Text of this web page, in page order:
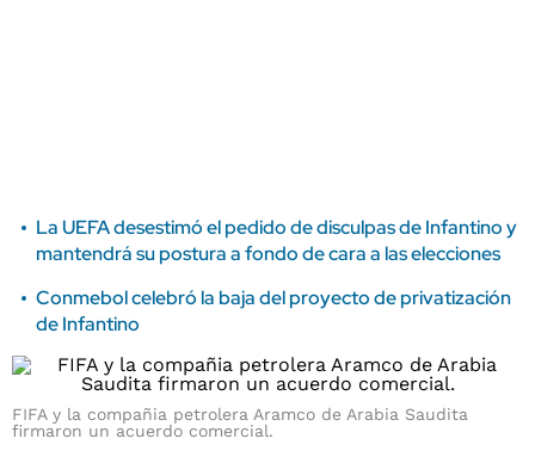
La UEFA desestimó el pedido de disculpas de Infantino y
mantendrá su postura a fondo de cara a las elecciones
Conmebol celebró la baja del proyecto de privatización
de Infantino
FIFA y la compañia petrolera Aramco de Arabia Saudita
firmaron un acuerdo comercial.